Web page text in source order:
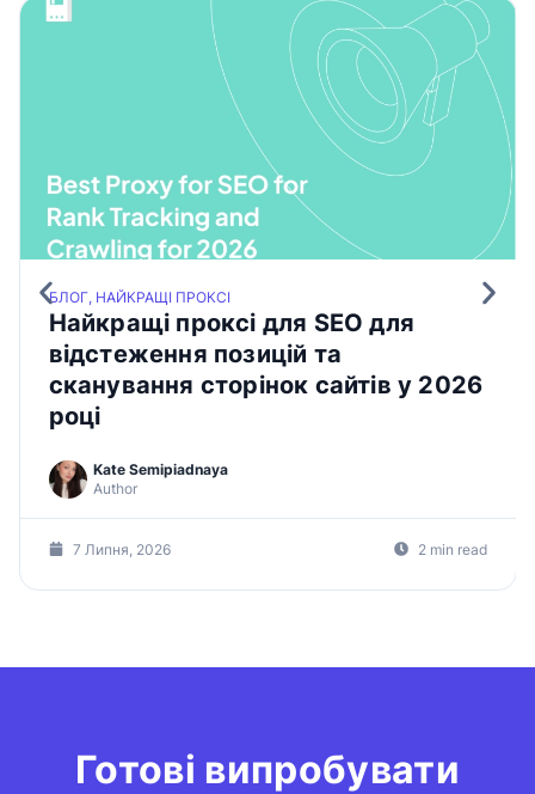
БЛОГ, НАЙКРАЩІ ПРОКСІ
Найкращі проксі для SEO для
відстеження позицій та
сканування сторінок сайтів у 2026
році
Author
Kate Semipiadnaya
7 Липня, 2026 2 min read
Готові випробувати